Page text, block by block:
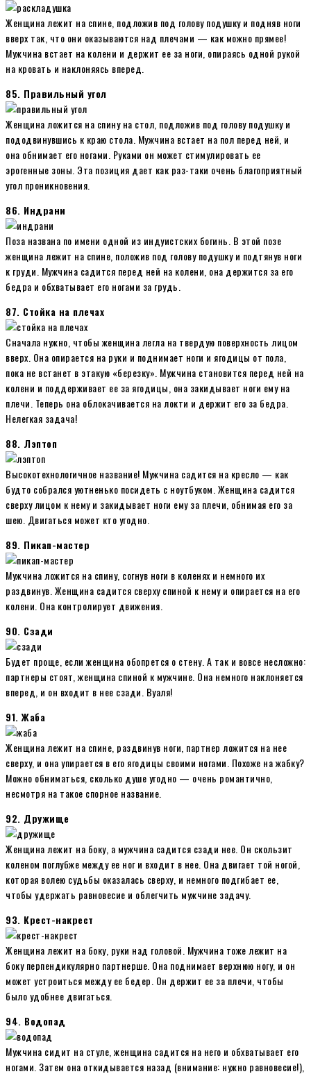
Женщина лежит на спине, подложив под голову подушку и подняв ноги
вверх так, что они оказываются над плечами — как можно прямее!
Мужчина встает на колени и держит ее за ноги, опираясь одной рукой
на кровать и наклоняясь вперед.
85. Правильный угол
Женщина ложится на спину на стол, подложив под голову подушку и
пододвинувшись к краю стола. Мужчина встает на пол перед ней, и
она обнимает его ногами. Руками он может стимулировать ее
эрогенные зоны. Эта позиция дает как раз-таки очень благоприятный
угол проникновения.
86. Индрани
Поза названа по имени одной из индуистских богинь. В этой позе
женщина лежит на спине, положив под голову подушку и подтянув ноги
к груди. Мужчина садится перед ней на колени, она держится за его
бедра и обхватывает его ногами за грудь.
87. Стойка на плечах
Сначала нужно, чтобы женщина легла на твердую поверхность лицом
вверх. Она опирается на руки и поднимает ноги и ягодицы от пола,
пока не встанет в этакую «березку». Мужчина становится перед ней на
колени и поддерживает ее за ягодицы, она закидывает ноги ему на
плечи. Теперь она облокачивается на локти и держит его за бедра.
Нелегкая задача!
88. Лэптоп
Высокотехнологичное название! Мужчина садится на кресло — как
будто собрался уютненько посидеть с ноутбуком. Женщина садится
сверху лицом к нему и закидывает ноги ему за плечи, обнимая его за
шею. Двигаться может кто угодно.
89. Пикап-мастер
Мужчина ложится на спину, согнув ноги в коленях и немного их
раздвинув. Женщина садится сверху спиной к нему и опирается на его
колени. Она контролирует движения.
90. Сзади
Будет проще, если женщина обопрется о стену. А так и вовсе несложно:
партнеры стоят, женщина спиной к мужчине. Она немного наклоняется
вперед, и он входит в нее сзади. Вуаля!
91. Жаба
Женщина лежит на спине, раздвинув ноги, партнер ложится на нее
сверху, и она упирается в его ягодицы своими ногами. Похоже на жабку?
Можно обниматься, сколько душе угодно — очень романтично,
несмотря на такое спорное название.
92. Дружище
Женщина лежит на боку, а мужчина садится сзади нее. Он скользит
коленом поглубже между ее ног и входит в нее. Она двигает той ногой,
которая волею судьбы оказалась сверху, и немного подгибает ее,
чтобы удержать равновесие и облегчить мужчине задачу.
93. Крест-накрест
Женщина лежит на боку, руки над головой. Мужчина тоже лежит на
боку перпендикулярно партнерше. Она поднимает верхнюю ногу, и он
может устроиться между ее бедер. Он держит ее за плечи, чтобы
было удобнее двигаться.
94. Водопад
Мужчина сидит на стуле, женщина садится на него и обхватывает его
ногами. Затем она откидывается назад (внимание: нужно равновесие!),